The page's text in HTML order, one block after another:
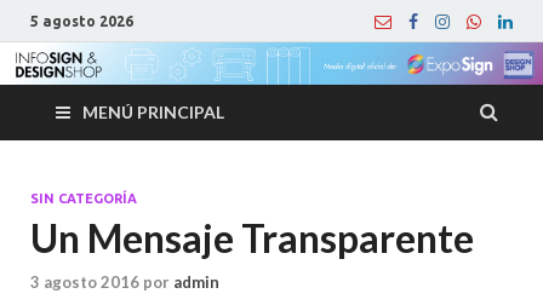
5 agosto 2026
MENÚ PRINCIPAL
SIN CATEGORÍA
Un Mensaje Transparente
3 agosto 2016 por admin